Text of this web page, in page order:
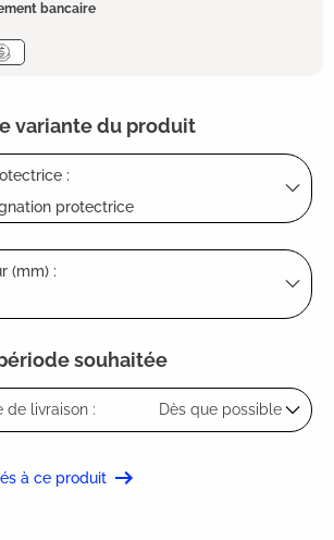
bancaire
variante du produit
:
protectrice
(mm) :
souhaitée
de livraison : Dès que possible
à ce produit